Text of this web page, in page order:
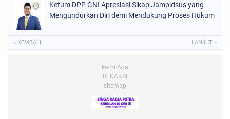
Ketum DPP GNI Apresiasi Sikap Jampidsus yang
Mengundurkan Diri demi Mendukung Proses Hukum
« KEMBALI LANJUT »
kami Ada
REDAKSI
sitemap